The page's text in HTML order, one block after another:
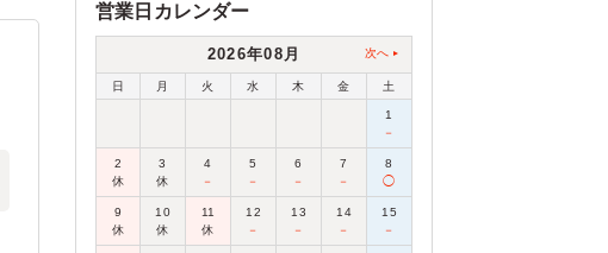
営業日カレンダー
2026年08月 次へ
日 月 火 水 木 金 土
1
－
2
休
3
休
4
－
5
－
6
－
7
－
8
◯
9
休
10
休
11
休
12
－
13
－
14
－
15
－